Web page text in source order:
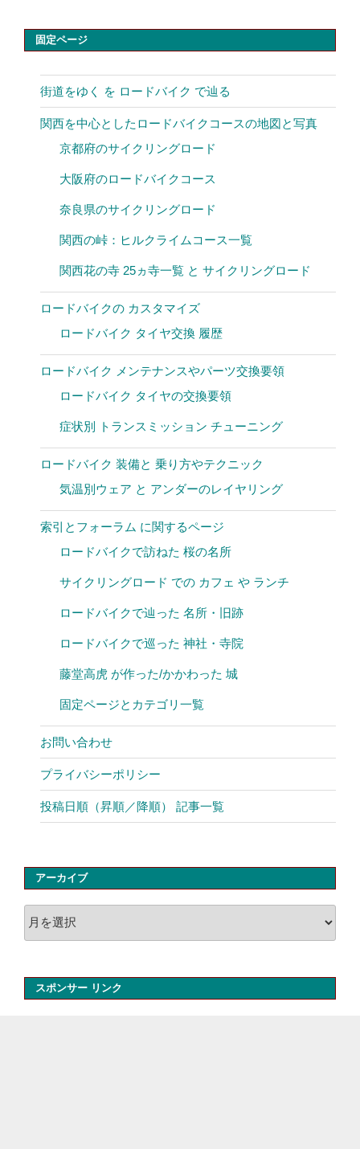
固定ページ
街道をゆく を ロードバイク で辿る
関西を中心としたロードバイクコースの地図と写真
京都府のサイクリングロード
大阪府のロードバイクコース
奈良県のサイクリングロード
関西の峠：ヒルクライムコース一覧
関西花の寺 25ヵ寺一覧 と サイクリングロード
ロードバイクの カスタマイズ
ロードバイク タイヤ交換 履歴
ロードバイク メンテナンスやパーツ交換要領
ロードバイク タイヤの交換要領
症状別 トランスミッション チューニング
ロードバイク 装備と 乗り方やテクニック
気温別ウェア と アンダーのレイヤリング
索引とフォーラム に関するページ
ロードバイクで訪ねた 桜の名所
サイクリングロード での カフェ や ランチ
ロードバイクで辿った 名所・旧跡
ロードバイクで巡った 神社・寺院
藤堂高虎 が作った/かかわった 城
固定ページとカテゴリ一覧
お問い合わせ
プライバシーポリシー
投稿日順（昇順／降順） 記事一覧
アーカイブ
ー
スポンサー リンク